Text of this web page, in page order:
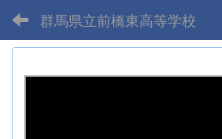
群馬県立前橋東高等学校